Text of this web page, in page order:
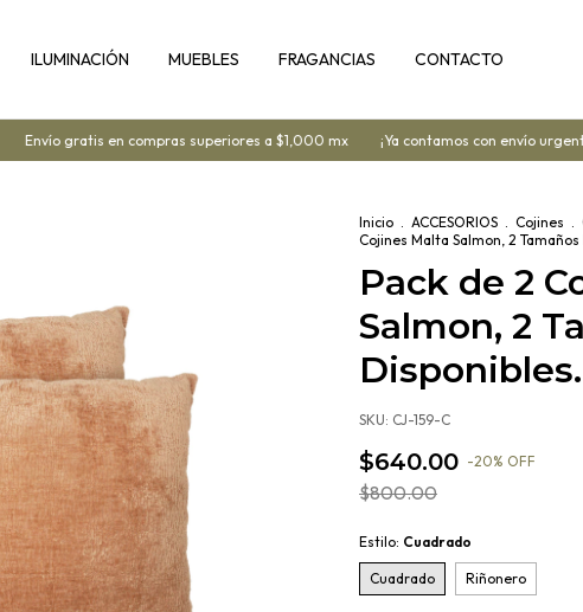
ILUMINACIÓN MUEBLES FRAGANCIAS CONTACTO
Envío gratis en compras superiores a $1,000 mx ¡Ya contamos con envío urgente
Inicio . ACCESORIOS . Cojines .
Cojines Malta Salmon, 2
Pack de 2
Salmon, 2
Disponibles.
SKU: CJ-159-C
$640.00 -20% OFF
$800.00
Estilo: Cuadrado
Cuadrado Riñonero